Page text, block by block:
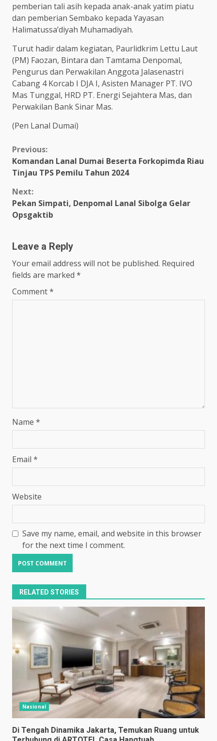
pemberian tali asih kepada anak-anak yatim piatu
dan pemberian Sembako kepada Yayasan
Halimatussa’diyah Muhamadiyah.
Turut hadir dalam kegiatan, Paurlidkrim Lettu Laut
(PM) Faozan, Bintara dan Tamtama Denpomal,
Pengurus dan Perwakilan Anggota Jalasenastri
Cabang 4 Korcab I DJA I, Asisten Manager PT. IVO
Mas Tunggal, HRD PT. Energi Sejahtera Mas, dan
Perwakilan Bank Sinar Mas.
(Pen Lanal Dumai)
Continue
Reading
Previous:
Komandan Lanal Dumai Beserta Forkopimda Riau
Tinjau TPS Pemilu Tahun 2024
Next:
Pekan Simpati, Denpomal Lanal Sibolga Gelar
Opsgaktib
Leave a Reply
Your email address will not be published. Required
fields are marked *
Comment*
Name *
Email *
Website
Save my name, email, and website in this browser
for the next time I comment.
RELATED STORIES
Nasional
Di Tengah Dinamika Jakarta, Temukan Ruang untuk